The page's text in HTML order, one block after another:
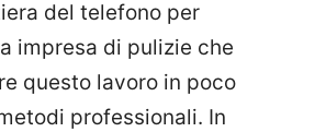
del telefono per
impresa di pulizie che
questo lavoro in poco
professionali. In